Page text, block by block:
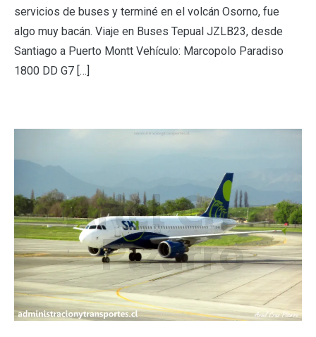
servicios de buses y terminé en el volcán Osorno, fue
algo muy bacán. Viaje en Buses Tepual JZLB23, desde
Santiago a Puerto Montt Vehículo: Marcopolo Paradiso
1800 DD G7 […]